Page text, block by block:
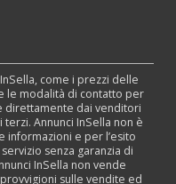
come i prezzi delle
le modalità di contatto per
direttamente dai venditori
Annunci InSella non è
informazioni e per l’esito
senza garanzia di
InSella non vende
sulle vendite ed